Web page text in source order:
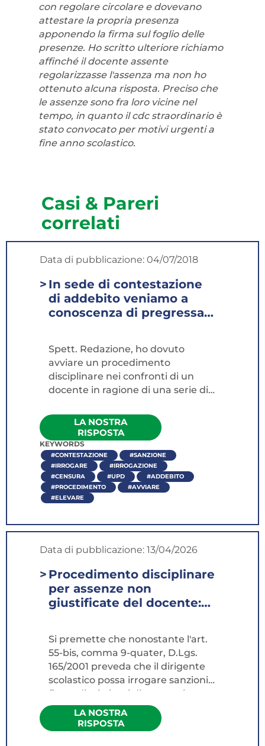
con regolare circolare e dovevano
attestare la propria presenza
apponendo la firma sul foglio delle
presenze. Ho scritto ulteriore richiamo
affinché il docente assente
regolarizzasse l'assenza ma non ho
ottenuto alcuna risposta. Preciso che
le assenze sono fra loro vicine nel
tempo, in quanto il cdc straordinario è
stato convocato per motivi urgenti a
fine anno scolastico.
Casi & Pareri
correlati
Data di pubblicazione: 04/07/2018
In sede di contestazione
di addebito veniamo a
conoscenza di pregressa
Spett. Redazione, ho dovuto
avviare un procedimento
disciplinare nei confronti di un
docente in ragione di una serie di
nei confronti di alcuni colleghi che
sono stati oggetto di
contestazione...
LA NOSTRA
RISPOSTA
KEYWORDS
#CONTESTAZIONE
#SANZIONE
#IRROGARE
#IRROGAZIONE
#CENSURA
#UPD
#ADDEBITO
#PROCEDIMENTO
#AVVIARE
#ELEVARE
Data di pubblicazione: 13/04/2026
Procedimento disciplinare
per assenze non
giustificate del docente:
Si premette che nonostante l'art.
55-bis, comma 9-quater, D.Lgs.
165/2001 preveda che il dirigente
scolastico possa irrogare sanzioni
fino a dieci giorni di sospensione,
per il personale docente la
competenza del DS è limitata alle
sole sanzioni non sospensive
LA NOSTRA
RISPOSTA